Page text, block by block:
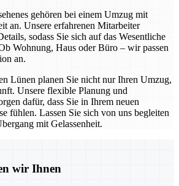
gehören bei einem Umzug mit
an. Unsere erfahrenen Mitarbeiter
sodass Sie sich auf das Wesentliche
Wohnung, Haus oder Büro – wir passen
an.
Lünen planen Sie nicht nur Ihren Umzug,
Unsere flexible Planung und
dafür, dass Sie in Ihrem neuen
fühlen. Lassen Sie sich von uns begleiten
mit Gelassenheit.
wir Ihnen